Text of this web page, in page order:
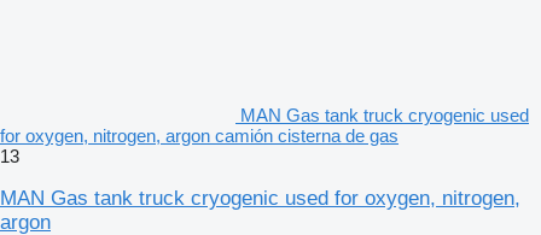
MAN Gas tank truck cryogenic used
for oxygen, nitrogen, argon camión cisterna de gas
13
MAN Gas tank truck cryogenic used for oxygen, nitrogen,
argon